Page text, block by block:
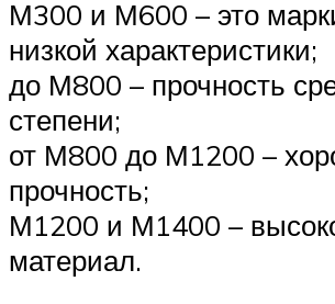
М300 и М600 – это
низкой характеристики;
до М800 – прочность
степени;
от М800 до М1200 –
прочность;
М1200 и М1400 –
материал.